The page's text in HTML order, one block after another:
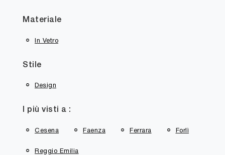
Materiale
In Vetro
Stile
Design
I più visti a :
Cesena Faenza Ferrara Forlì
Reggio Emilia